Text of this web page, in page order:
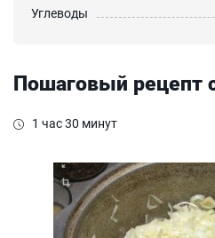
Углеводы
Пошаговый рецепт
1 час 30 минут